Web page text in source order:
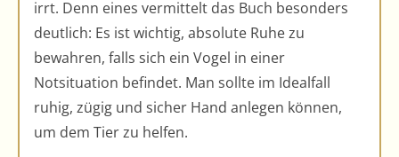
irrt. Denn eines vermittelt das Buch besonders
deutlich: Es ist wichtig, absolute Ruhe zu
bewahren, falls sich ein Vogel in einer
Notsituation befindet. Man sollte im Idealfall
ruhig, zügig und sicher Hand anlegen können,
um dem Tier zu helfen.